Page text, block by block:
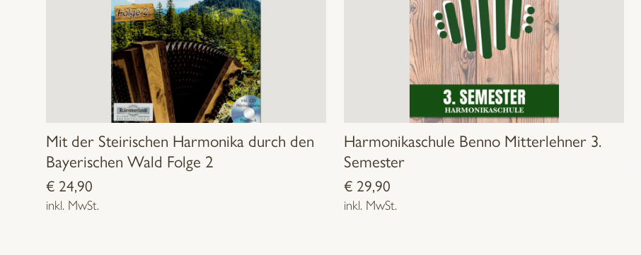
Mit der Steirischen Harmonika durch den
Bayerischen Wald Folge 2
€ 24,90
inkl. MwSt.
Harmonikaschule Benno Mitterlehner 3.
Semester
€ 29,90
inkl. MwSt.